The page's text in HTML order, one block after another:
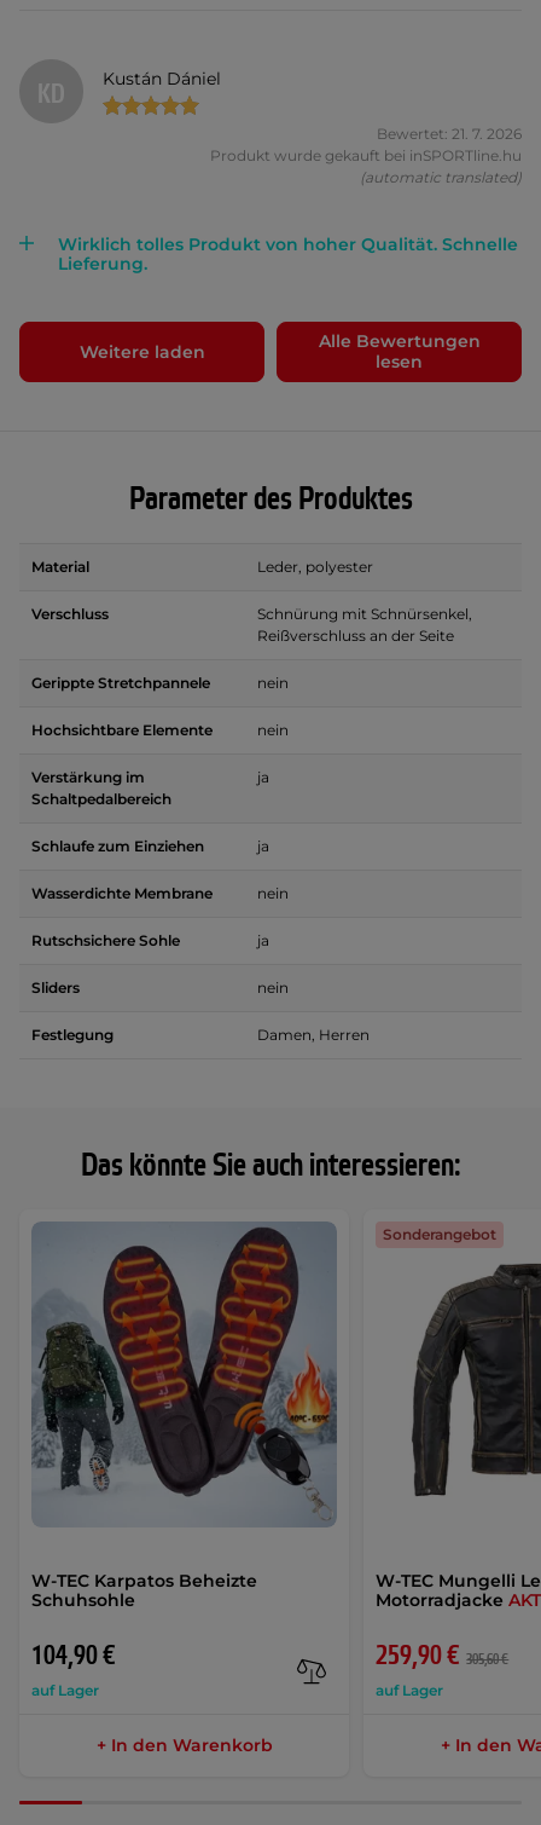
Das könnte Sie auch interessieren:
W-TEC Karpatos Beheizte
Schuhsohle
104,90 €
auf Lager
+ In den Warenkorb
W-TEC Mungelli
Motorradjacke
259,90 € 305,60 €
auf Lager
Sonderangebot
+ In den
KD Kustán Dániel
Bewertet: 21. 7. 2026
Produkt wurde gekauft bei inSPORTline.hu
(automatic translated)
Wirklich tolles Produkt von hoher Qualität. Schnelle
Lieferung.
Weitere laden
Alle Bewertungen
lesen
Parameter des Produktes
Material Leder, polyester
Verschluss
Schnürung mit Schnürsenkel,
Reißverschluss an der Seite
Gerippte Stretchpannele nein
Hochsichtbare Elemente nein
Verstärkung im
Schaltpedalbereich
ja
Schlaufe zum Einziehen ja
Wasserdichte Membrane nein
Rutschsichere Sohle ja
Sliders nein
Festlegung Damen, Herren